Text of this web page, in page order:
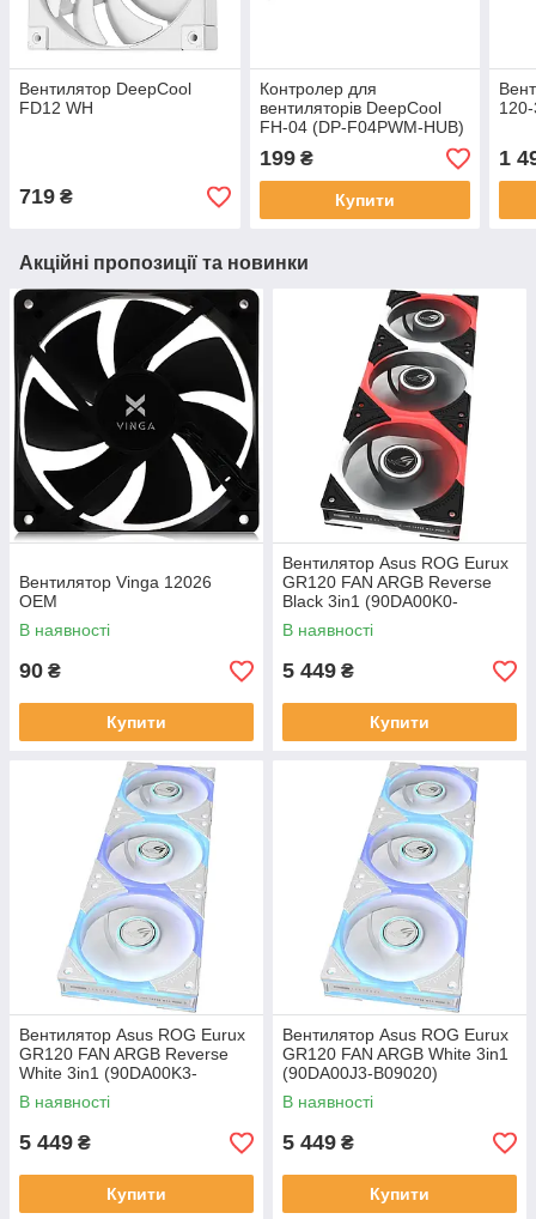
Вентилятор DeepCool
FD12 WH
719 ₴
Контролер для
вентиляторів DeepCool
FH-04 (DP-F04PWM-HUB)
199₴
Купити
1
Акційні пропозиції та новинки
Вентилятор Vinga 12026
OEM
В наявності
90 ₴
Купити
Вентилятор Asus ROG Eurux
GR120 FAN ARGB Reverse
Black 3in1 (90DA00K0-
B09020)
В наявності
5 449 ₴
Купити
Вентилятор Asus ROG Eurux
GR120 FAN ARGB Reverse
White 3in1 (90DA00K3-
B09020)
В наявності
5 449 ₴
Купити
Вентилятор Asus ROG Eurux
GR120 FAN ARGB White 3in1
(90DA00J3-B09020)
В наявності
5 449 ₴
Купити